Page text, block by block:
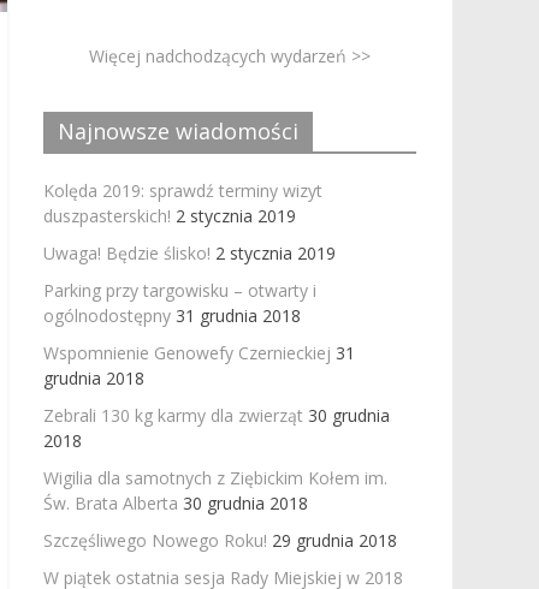
Więcej nadchodzących wydarzeń >>
Najnowsze wiadomości
Kolęda 2019: sprawdź terminy wizyt
duszpasterskich! 2 stycznia 2019
Uwaga! Będzie ślisko! 2 stycznia 2019
Parking przy targowisku – otwarty i
ogólnodostępny 31 grudnia 2018
Wspomnienie Genowefy Czernieckiej 31
grudnia 2018
Zebrali 130 kg karmy dla zwierząt 30 grudnia
2018
Wigilia dla samotnych z Ziębickim Kołem im.
Św. Brata Alberta 30 grudnia 2018
Szczęśliwego Nowego Roku! 29 grudnia 2018
W piątek ostatnia sesja Rady Miejskiej w 2018